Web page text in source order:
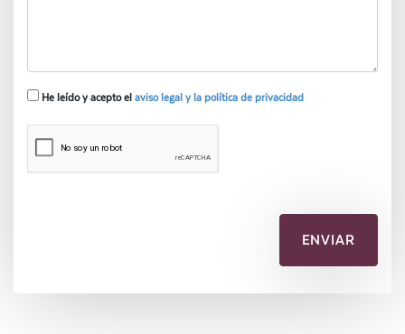
He leído y acepto el aviso legal y la política de privacidad